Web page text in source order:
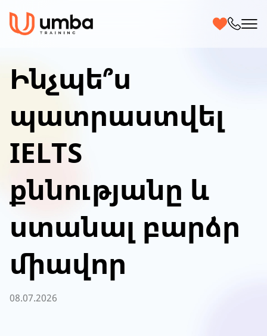
Ինչպե՞ս
պատրաստվել
IELTS
քննությանը և
ստանալ բարձր
միավոր
08.07.2026